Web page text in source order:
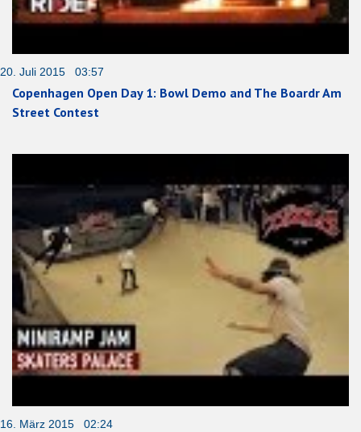
20. Juli 2015 03:57
Copenhagen Open Day 1: Bowl Demo and The Boardr Am
Street Contest
16. März 2015 02:24